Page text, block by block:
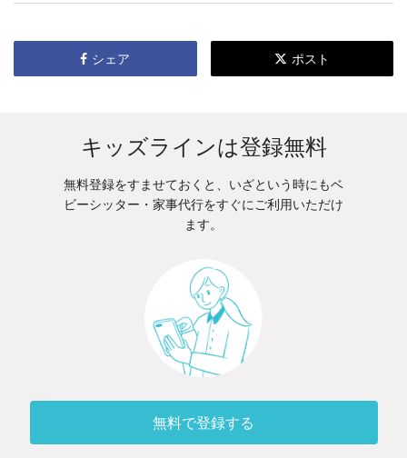
シェア ポスト
キッズラインは登録無料
無料登録をすませておくと、いざという時にもベ
ビーシッター・家事代行をすぐにご利用いただけ
ます。
無料で登録する